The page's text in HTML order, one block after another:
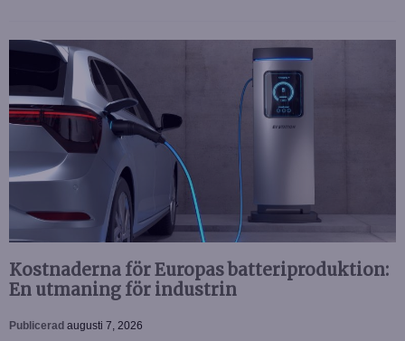
Kostnaderna för Europas batteriproduktion:
En utmaning för industrin
Publicerad augusti 7, 2026